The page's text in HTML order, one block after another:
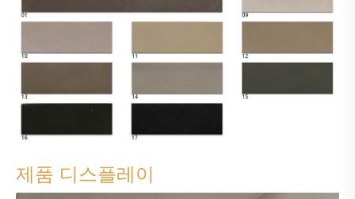
제품 디스플레이